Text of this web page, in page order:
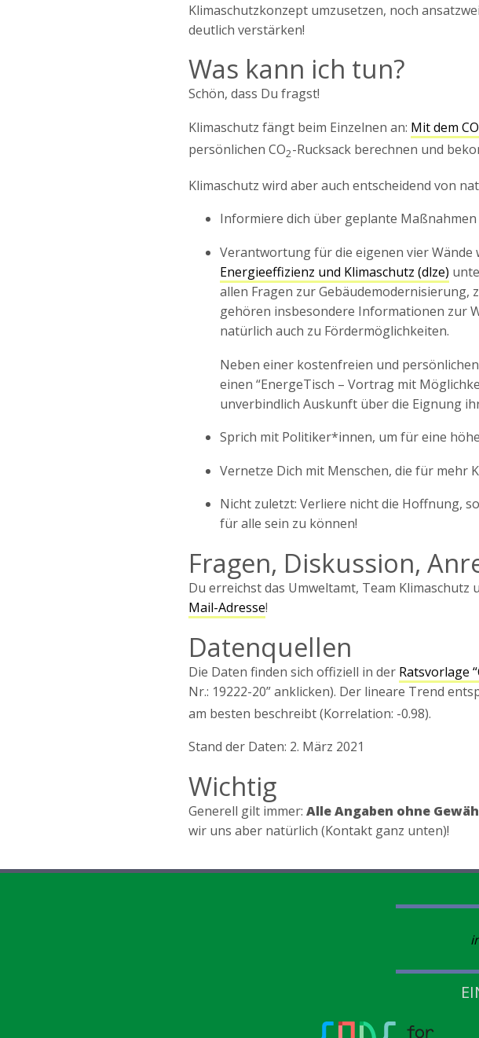
Klimaschutzkonzept umzusetzen, noch
deutlich verstärken!
Was kann ich tun?
Schön, dass Du fragst!
Klimaschutz fängt beim Einzelnen an: Mit dem CO
persönlichen CO2-Rucksack berechnen und
Klimaschutz wird aber auch entscheidend von
Informiere dich über geplante
Verantwortung für die eigenen vier
Energieeffizienz und Klimaschutz (dlze)
allen Fragen zur Gebäudemodernisierung,
gehören insbesondere Informationen zur
natürlich auch zu Fördermöglichkeiten.
Neben einer kostenfreien und
einen “EnergeTisch – Vortrag mit
unverbindlich Auskunft über die Eignung
Sprich mit Politiker*innen, um für eine
Vernetze Dich mit Menschen, die für mehr
Nicht zuletzt: Verliere nicht die Hoffnung,
für alle sein zu können!
Fragen, Diskussion,
Du erreichst das Umweltamt, Team
Mail-Adresse!
Datenquellen
Die Daten finden sich offiziell in der Ratsvorlage
Nr.: 19222-20” anklicken). Der lineare Trend
am besten beschreibt (Korrelation: -0.98).
Stand der Daten: 2. März 2021
Wichtig
Generell gilt immer: Alle Angaben ohne
wir uns aber natürlich (Kontakt ganz unten)!